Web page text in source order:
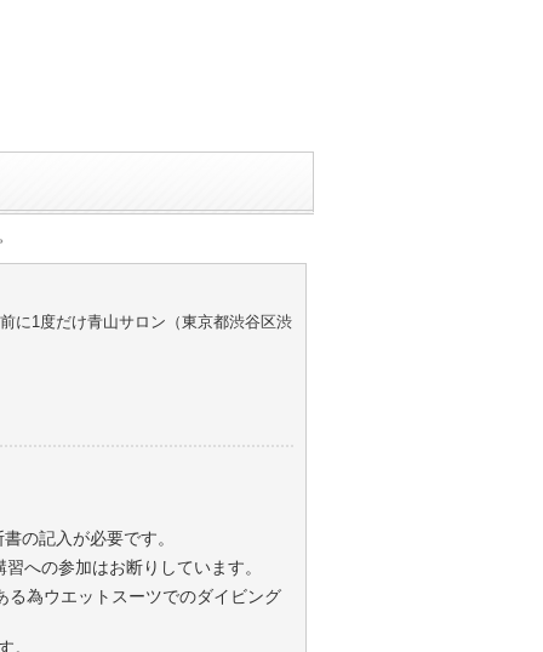
に1度だけ青山サロン（東京都渋谷区渋
の記入が必要です。
への参加はお断りしています。
為ウエットスーツでのダイビング
。